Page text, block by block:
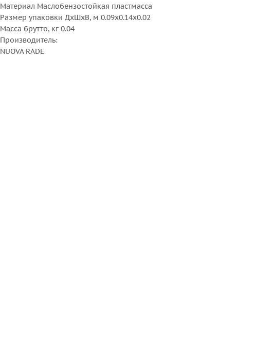
Материал Маслобензостойкая пластмасса
Размер упаковки ДхШхВ, м 0.09x0.14x0.02
Масса брутто, кг 0.04
Производитель:
NUOVA RADE